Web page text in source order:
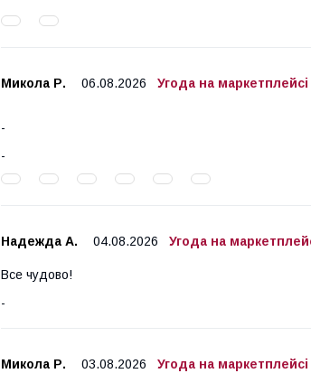
Микола Р. 06.08.2026 Угода на
Надежда А. 04.08.2026 Угода на
Все чудово!
Микола Р. 03.08.2026 Угода на